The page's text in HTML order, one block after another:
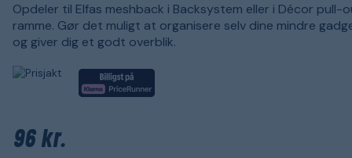
Opdeler til Elfas meshback i Backsystem eller i Décor pull-
ramme. Gør det muligt at organisere selv dine mindre
og giver dig et godt overblik.
96 kr.